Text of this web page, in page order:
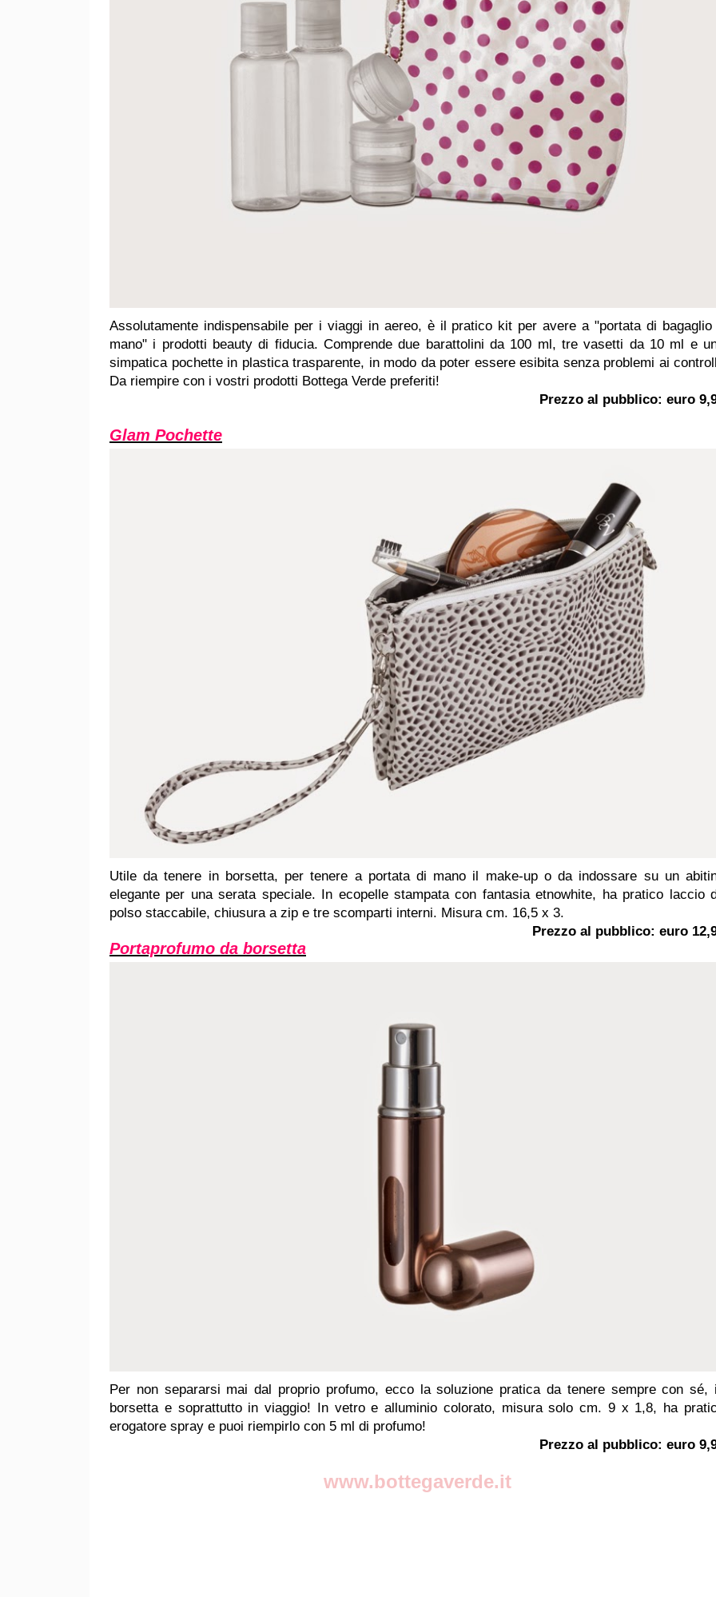
Assolutamente indispensabile per i viaggi in aereo, è il pratico kit per avere a "portata di bagaglio
mano" i prodotti beauty di fiducia. Comprende due barattolini da 100 ml, tre vasetti da 10 ml e
simpatica pochette in plastica trasparente, in modo da poter essere esibita senza problemi ai
Da riempire con i vostri prodotti Bottega Verde preferiti!
Prezzo al pubblico: euro
Glam Pochette
Utile da tenere in borsetta, per tenere a portata di mano il make-up o da indossare su un
elegante per una serata speciale. In ecopelle stampata con fantasia etnowhite, ha pratico laccio
polso staccabile, chiusura a zip e tre scomparti interni. Misura cm. 16,5 x 3.
Prezzo al pubblico: euro
Portaprofumo da borsetta
Per non separarsi mai dal proprio profumo, ecco la soluzione pratica da tenere sempre con sé,
borsetta e soprattutto in viaggio! In vetro e alluminio colorato, misura solo cm. 9 x 1,8, ha
erogatore spray e puoi riempirlo con 5 ml di profumo!
Prezzo al pubblico: euro
www.bottegaverde.it